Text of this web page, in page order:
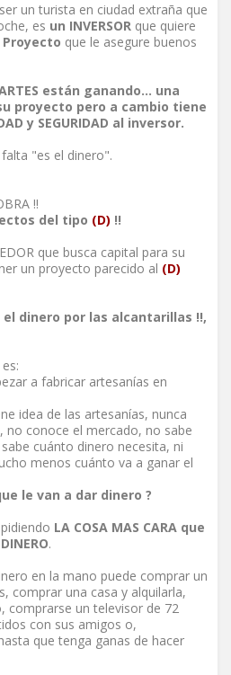
un turista en ciudad extraña que
es un INVERSOR que quiere
Proyecto que le asegure buenos
están ganando... una
proyecto pero a cambio tiene
y SEGURIDAD al inversor.
"es el dinero".
!!
del tipo (D) !!
que busca capital para su
un proyecto parecido al (D)
dinero por las alcantarillas !!,
a fabricar artesanías en
idea de las artesanías, nunca
no conoce el mercado, no sabe
cuánto dinero necesita, ni
menos cuánto va a ganar el
le van a dar dinero ?
LA COSA MAS CARA que
.
en la mano puede comprar un
comprar una casa y alquilarla,
comprarse un televisor de 72
con sus amigos o,
que tenga ganas de hacer